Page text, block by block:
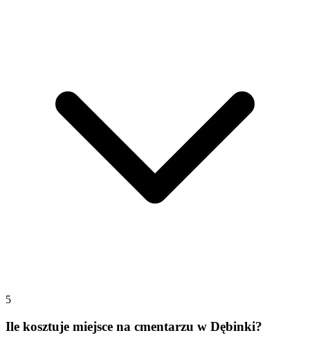
5
Ile kosztuje miejsce na cmentarzu w Dębinki?